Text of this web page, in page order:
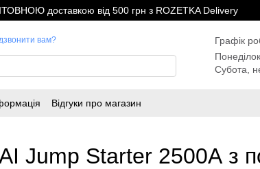
доставкою від 500 грн з ROZETKA Delivery
вам?
Графік
Субота,
Відгуки про магазин
Jump Starter 2500А з